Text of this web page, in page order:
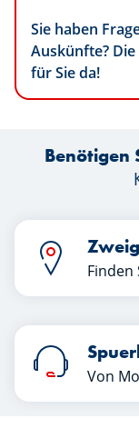
Sie haben
Auskünfte?
für Sie da!
Benötigen
Finden
Von